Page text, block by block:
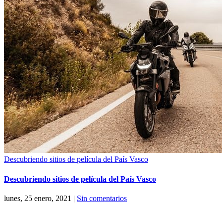
Descubriendo sitios de película del País Vasco
Descubriendo sitios de película del País Vasco
lunes, 25 enero, 2021 | Sin comentarios